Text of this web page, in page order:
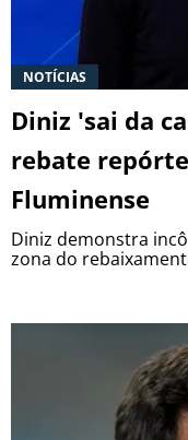
NOTÍCIAS
Diniz 'sai da
rebate
Fluminense
Diniz demonstra
zona do